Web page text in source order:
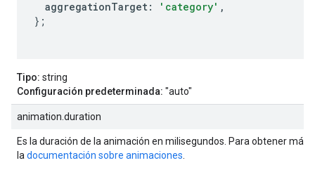
aggregationTarget: 'category' ,
};
Tipo: string
Configuración predeterminada: "auto"
animation.duration
Es la duración de la animación en milisegundos. Para obtener más
la documentación sobre animaciones